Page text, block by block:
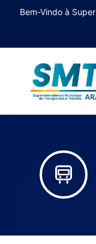
Bem-Vindo à